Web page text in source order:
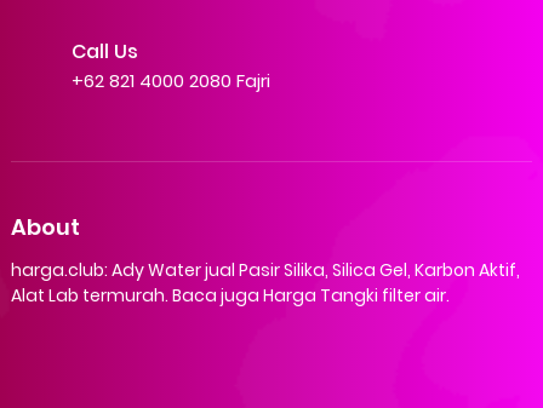
Call Us
+62 821 4000 2080 Fajri
About
harga.club: Ady Water jual Pasir Silika, Silica Gel, Karbon Aktif,
Alat Lab termurah. Baca juga Harga Tangki filter air.